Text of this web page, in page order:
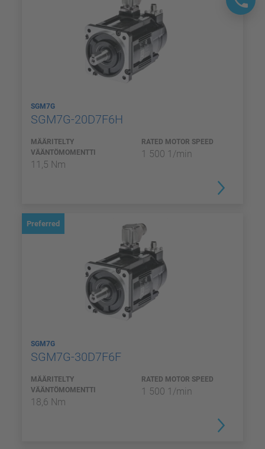
SGM7G
SGM7G-20D7F6H
MÄÄRITELTY
VÄÄNTÖMOMENTTI
11,5 Nm
RATED MOTOR SPEED
1 500 1/min
Preferred
SGM7G
SGM7G-30D7F6F
MÄÄRITELTY
VÄÄNTÖMOMENTTI
18,6 Nm
RATED MOTOR SPEED
1 500 1/min